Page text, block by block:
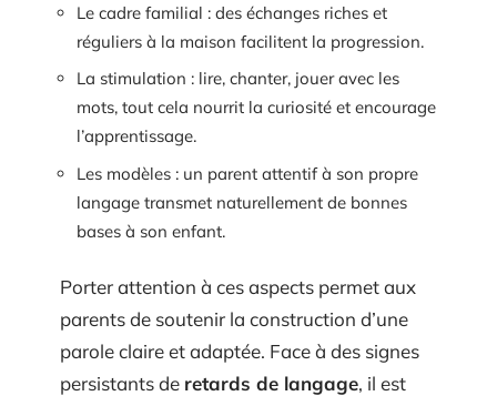
Le cadre familial : des échanges riches et
réguliers à la maison facilitent la progression.
La stimulation : lire, chanter, jouer avec les
mots, tout cela nourrit la curiosité et encourage
l’apprentissage.
Les modèles : un parent attentif à son propre
langage transmet naturellement de bonnes
bases à son enfant.
Porter attention à ces aspects permet aux
parents de soutenir la construction d’une
parole claire et adaptée. Face à des signes
persistants de retards de langage, il est